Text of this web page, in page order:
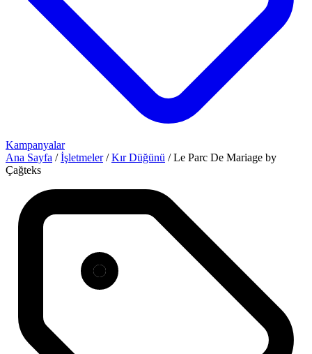
Kampanyalar
Ana Sayfa / İşletmeler / Kır Düğünü / Le Parc De Mariage by
Çağteks